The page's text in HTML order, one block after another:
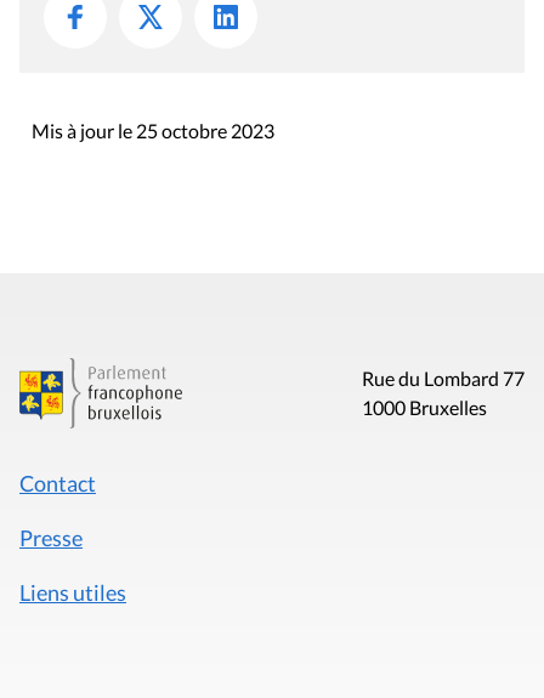
Mis à jour le 25 octobre 2023
Rue du Lombard 77
1000 Bruxelles
Contact
Presse
Liens utiles